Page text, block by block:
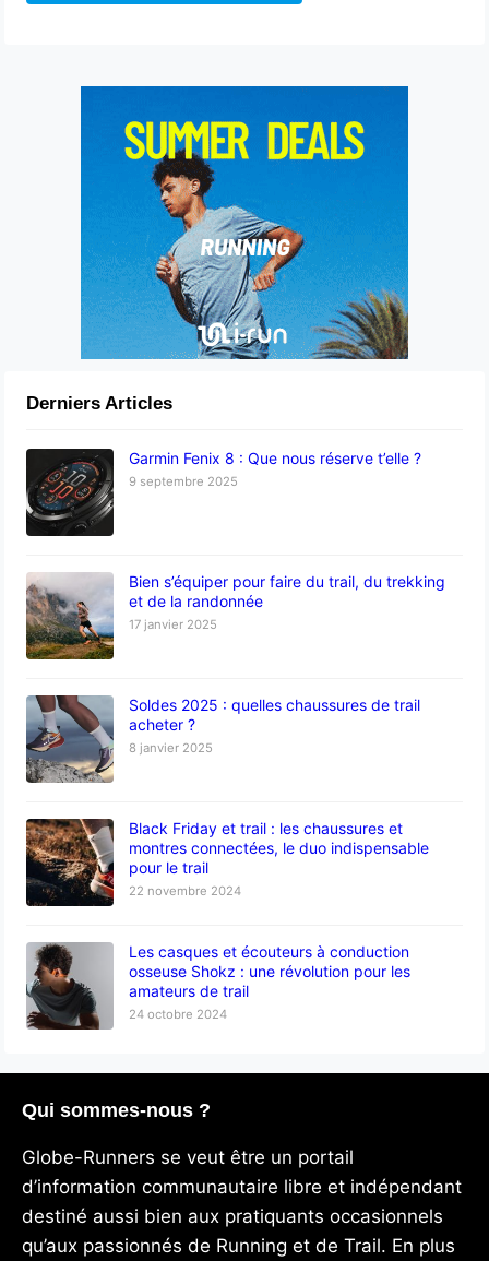
Derniers Articles
Garmin Fenix 8 : Que nous réserve t’elle ?
9 septembre 2025
Bien s’équiper pour faire du trail, du trekking
et de la randonnée
17 janvier 2025
Soldes 2025 : quelles chaussures de trail
acheter ?
8 janvier 2025
Black Friday et trail : les chaussures et
montres connectées, le duo indispensable
pour le trail
22 novembre 2024
Les casques et écouteurs à conduction
osseuse Shokz : une révolution pour les
amateurs de trail
24 octobre 2024
Qui sommes-nous ?
Globe-Runners se veut être un portail
d’information communautaire libre et indépendant
destiné aussi bien aux pratiquants occasionnels
qu’aux passionnés de Running et de Trail. En plus